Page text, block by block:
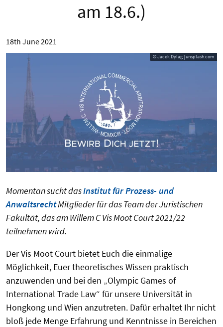
am 18.6.)
18th June 2021
© Jacek Dylag | unsplash.com
Momentan sucht dasInstitut für Prozess- und
AnwaltsrechtMitglieder für das Team der Juristischen
Fakultät, das am Willem C Vis Moot Court 2021/22
teilnehmen wird.
Der Vis Moot Court bietet Euch die einmalige
Möglichkeit, Euer theoretisches Wissen praktisch
anzuwenden und bei den „Olympic Games of
International Trade Law“ für unsere Universität in
Hongkong und Wien anzutreten. Dafür erhaltet Ihr nicht
bloß jede Menge Erfahrung und Kenntnisse in Bereichen